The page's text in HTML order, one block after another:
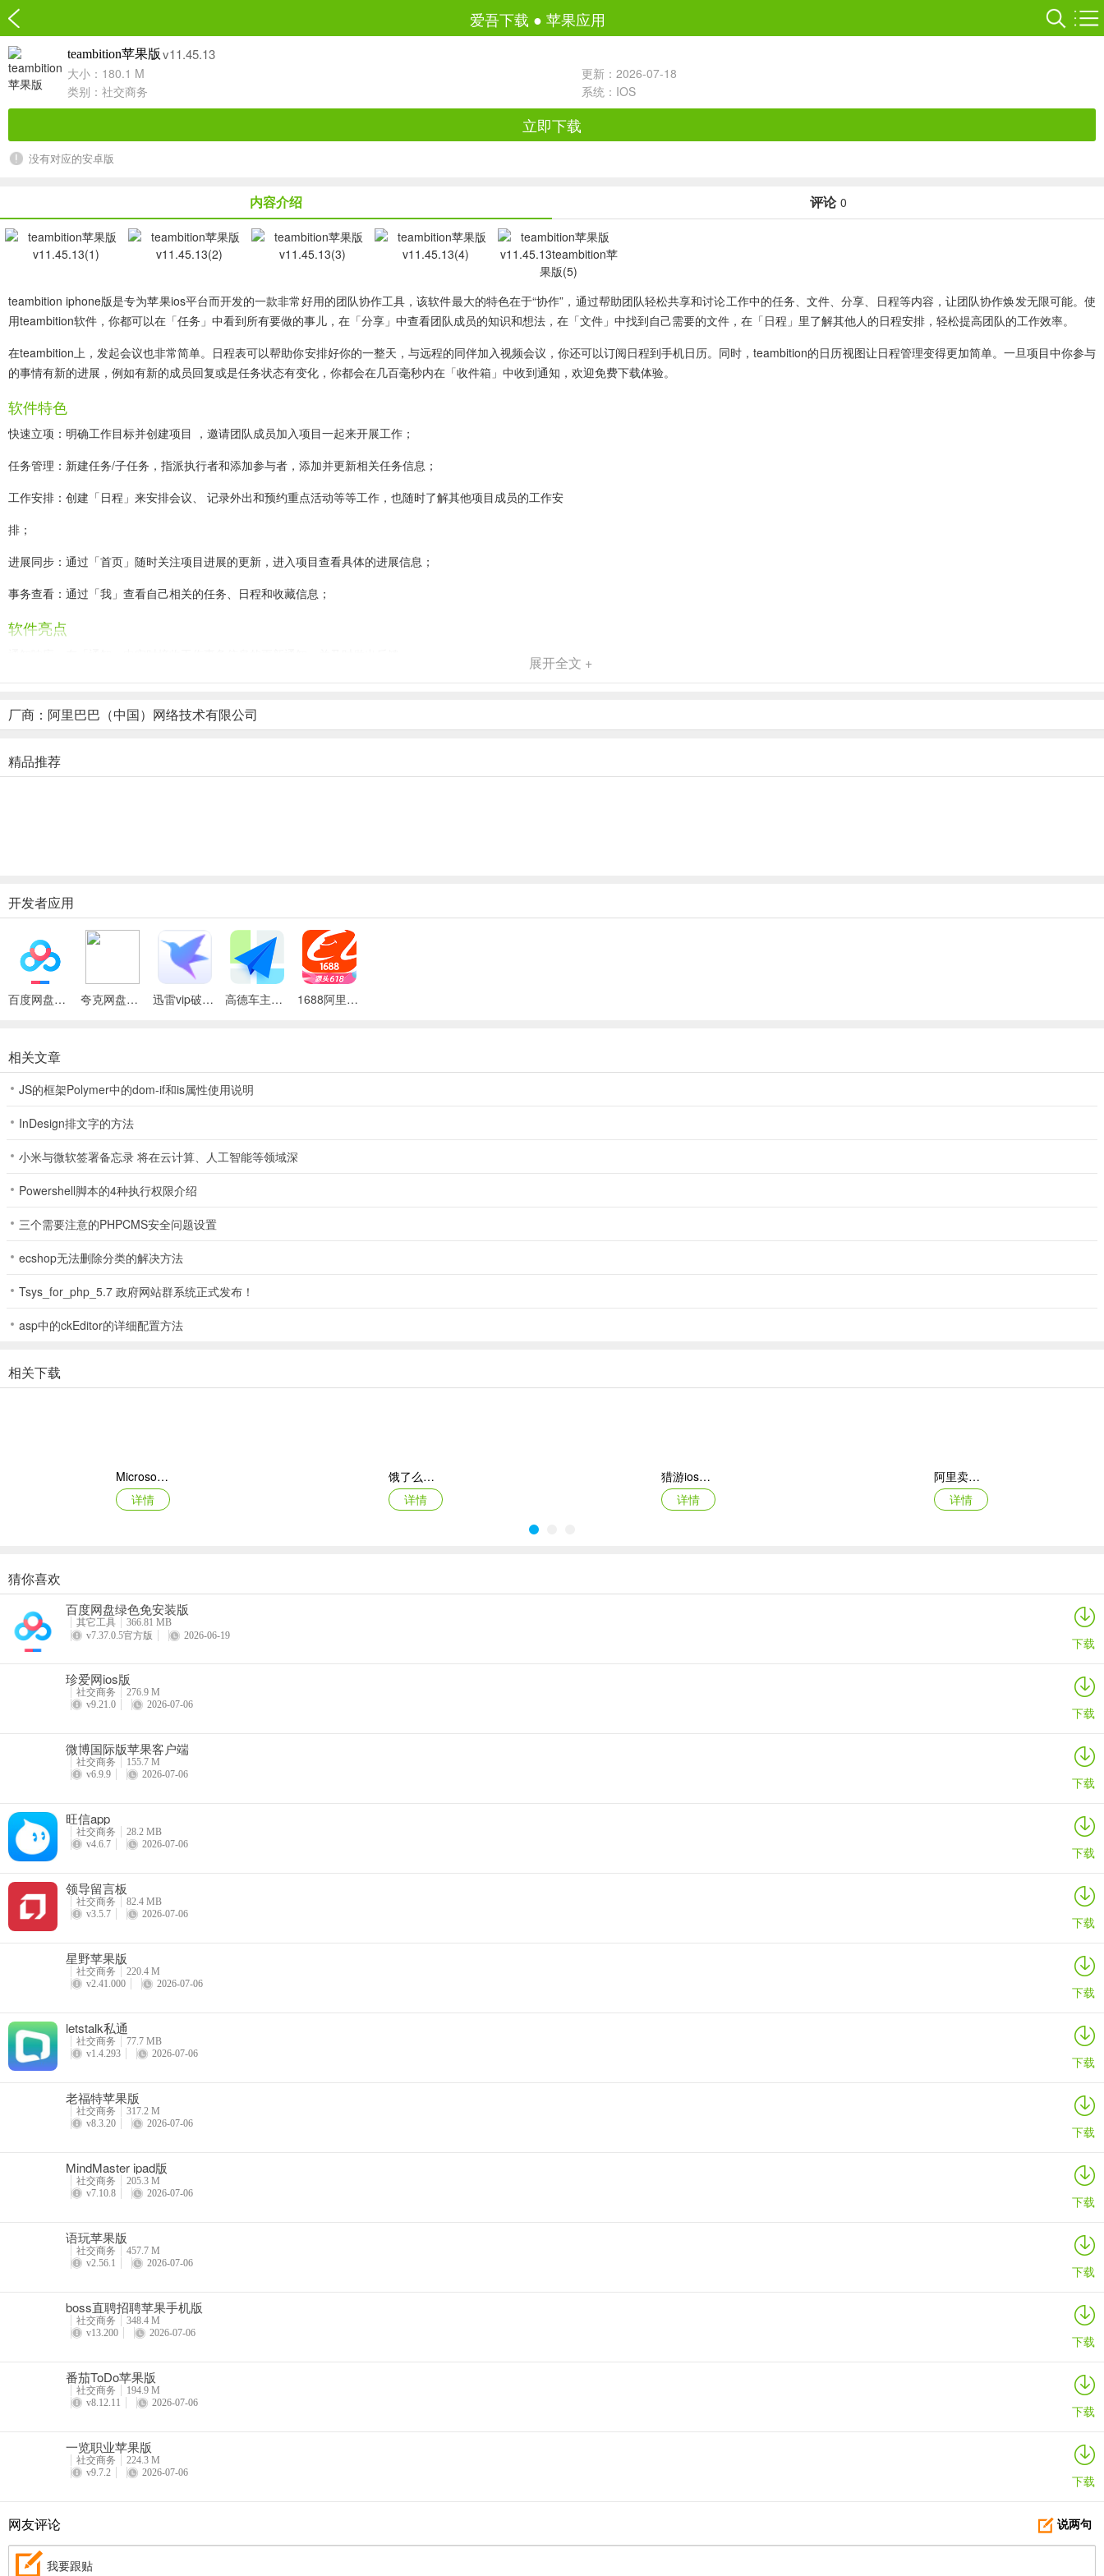
爱吾下载 ● 苹果应用
teambition苹果版 v11.45.13
大小：180.1 M
更新：2026-07-18
类别： 社交商务 系统：IOS
立即下载
没有对应的安卓版
内容介绍 评论 0
teambition iphone版是专为苹果ios平台而开发的一款非常好用的团队协作工具，该软件最大的特色在于“协作”，通过帮助团队轻松共享和讨论工作中的任务、文件、分享、日程等内容，让团队协作焕发无限可能。使
用teambition软件，你都可以在「任务」中看到所有要做的事儿，在「分享」中查看团队成员的知识和想法，在「文件」中找到自己需要的文件，在「日程」里了解其他人的日程安排，轻松提高团队的工作效率。
在teambition上，发起会议也非常简单。日程表可以帮助你安排好你的一整天，与远程的同伴加入视频会议，你还可以订阅日程到手机日历。同时，teambition的日历视图让日程管理变得更加简单。一旦项目中你参与
的事情有新的进展，例如有新的成员回复或是任务状态有变化，你都会在几百毫秒内在「收件箱」中收到通知，欢迎免费下载体验。
软件特色
快速立项：明确工作目标并创建项目 ，邀请团队成员加入项目一起来开展工作；
任务管理：新建任务/子任务，指派执行者和添加参与者，添加并更新相关任务信息；
工作安排：创建「日程」来安排会议、 记录外出和预约重点活动等等工作，也随时了解其他项目成员的工作安
排；
进展同步：通过「首页」随时关注项目进展的更新，进入项目查看具体的进展信息；
事务查看：通过「我」查看自己相关的任务、日程和收藏信息；
软件亮点
文件共享：上传文件，方便大家随时访问、 更新、下载和评论，并在线预览图片、Doc、PDF、Xlsx、MP4等
实时沟通：通过「聊天」随时与同伴和团队沟通和讨论工作。
修复 iOS 26 下的一些兼容问题。
展开全文 +
厂商：阿里巴巴（中国）网络技术有限公司
精品推荐
开发者应用
百度网盘绿色免安装Pc电脑版 夸克网盘官方正式版 迅雷vip破解版永久会员2024版 高德车主司机端 1688阿里巴巴批发网手机版
相关文章
JS的框架Polymer中的dom-if和is属性使用说明
InDesign排文字的方法
小米与微软签署备忘录 将在云计算、人工智能等领域深
Powershell脚本的4种执行权限介绍
三个需要注意的PHPCMS安全问题设置
ecshop无法删除分类的解决方法
Tsys_for_php_5.7 政府网站群系统正式发布！
asp中的ckEditor的详细配置方法
相关下载
Microsoft To-Do苹果版
详情
饿了么商家版ipad版
详情
猎游ios版本
详情
阿里卖家苹果版
详情
奋斗在韩国ios版
详情
百变大侦探iOS
默往苹果手机版
钉钉ipad版
猜你喜欢
百度网盘绿色免安装版
其它工具
366.81 MB
v7.37.0.5官方版
2026-06-19 下载
珍爱网ios版
社交商务
276.9 M
v9.21.0
2026-07-06 下载
微博国际版苹果客户端
社交商务
155.7 M
v6.9.9
2026-07-06 下载
旺信app
社交商务
28.2 MB
v4.6.7
2026-07-06 下载
领导留言板
社交商务
82.4 MB
v3.5.7
2026-07-06 下载
星野苹果版
社交商务
220.4 M
v2.41.000
2026-07-06 下载
letstalk私通
社交商务
77.7 MB
v1.4.293
2026-07-06 下载
老福特苹果版
社交商务
317.2 M
v8.3.20
2026-07-06 下载
MindMaster ipad版
社交商务
205.3 M
v7.10.8
2026-07-06 下载
语玩苹果版
社交商务
457.7 M
v2.56.1
2026-07-06 下载
boss直聘招聘苹果手机版
社交商务
348.4 M
v13.200
2026-07-06 下载
番茄ToDo苹果版
社交商务
194.9 M
v8.12.11
2026-07-06 下载
一览职业苹果版
社交商务
224.3 M
v9.7.2
2026-07-06 下载
说两句
网友评论
我要跟贴